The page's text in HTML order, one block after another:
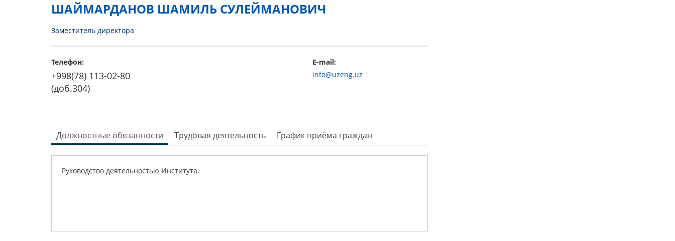
ШАЙМАРДАНОВ ШАМИЛЬ СУЛЕЙМАНОВИЧ
Заместитель директора
Телефон:
+998(78) 113-02-80
(доб.304)
E-mail:
info@uzeng.uz
Должностные обязанности Трудовая деятельность График приёма граждан
Руководство деятельностью Института.